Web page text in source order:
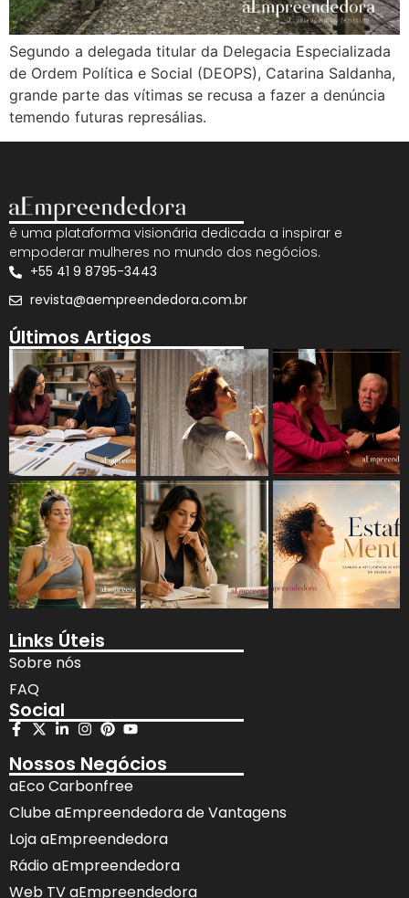
Segundo a delegada titular da Delegacia Especializada
de Ordem Política e Social (DEOPS), Catarina Saldanha,
grande parte das vítimas se recusa a fazer a denúncia
temendo futuras represálias.
é uma plataforma visionária dedicada a inspirar e
empoderar mulheres no mundo dos negócios.
+55 41 9 8795-3443
revista@aempreendedora.com.br
Últimos Artigos
Links Úteis
Sobre nós
FAQ
Social
Nossos Negócios
aEco Carbonfree
Clube aEmpreendedora de Vantagens
Loja aEmpreendedora
Rádio aEmpreendedora
Web TV aEmpreendedora